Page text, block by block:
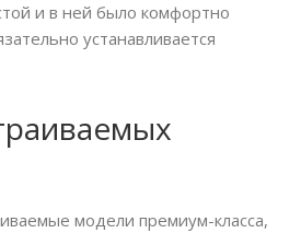
и в ней было комфортно
устанавливается
модели премиум-класса,